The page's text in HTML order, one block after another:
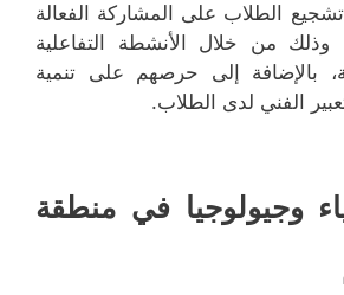
الطلاب على المشاركة الفعالة
وذلك من خلال الأنشطة التفاعلية
بالإضافة إلى حرصهم على تنمية
الفني لدى الطلاب.
وجيولوجيا في منطقة